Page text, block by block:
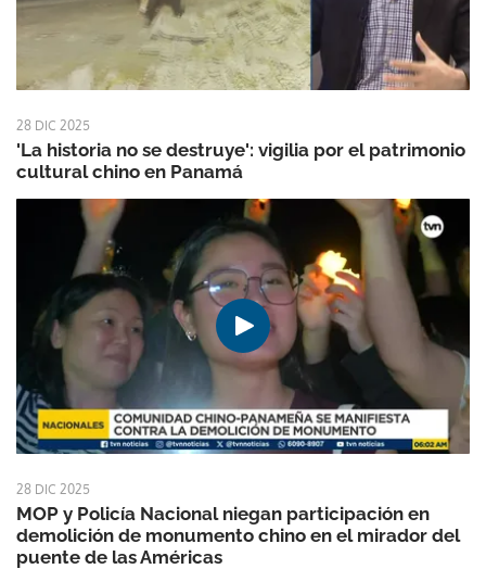
28 DIC 2025
'La historia no se destruye': vigilia por el patrimonio
cultural chino en Panamá
28 DIC 2025
MOP y Policía Nacional niegan participación en
demolición de monumento chino en el mirador del
puente de las Américas